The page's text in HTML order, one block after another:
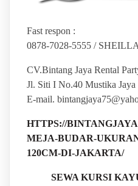
Fast respon :
0878-7028-5555 / SHEILLA
CV.Bintang Jaya Rental
Jl. Siti I No.40 Mustika Jaya
E-mail.
HTTPS://
MEJA-BUDAR-
120CM-DI-JAKARTA/
SEWA KURSI